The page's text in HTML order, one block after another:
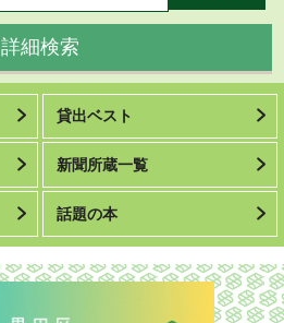
詳細検索
貸出ベスト
新聞所蔵一覧
話題の本